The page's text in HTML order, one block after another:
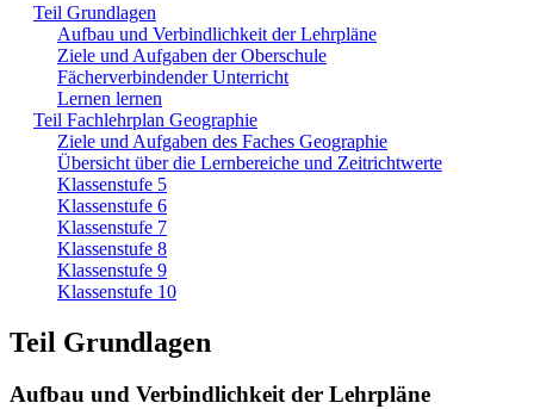
Teil Grundlagen
Aufbau und Verbindlichkeit der Lehrpläne
Ziele und Aufgaben der Oberschule
Fächerverbindender Unterricht
Lernen lernen
Teil Fachlehrplan Geographie
Ziele und Aufgaben des Faches Geographie
Übersicht über die Lernbereiche und Zeitrichtwerte
Klassenstufe 5
Klassenstufe 6
Klassenstufe 7
Klassenstufe 8
Klassenstufe 9
Klassenstufe 10
Teil Grundlagen
Aufbau und Verbindlichkeit der Lehrpläne